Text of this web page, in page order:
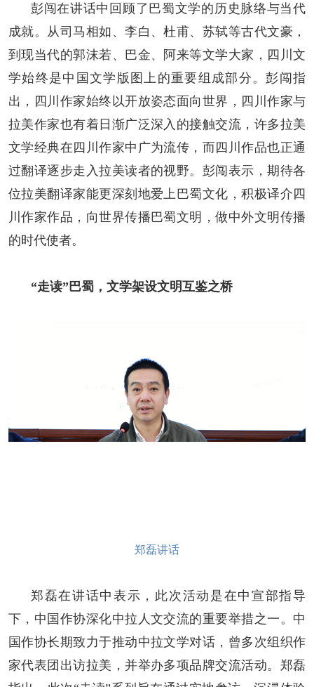
彭闯在讲话中回顾了巴蜀文学的历史脉络与当代
成就。从司马相如、李白、杜甫、苏轼等古代文豪，
到现当代的郭沫若、巴金、阿来等文学大家，四川文
学始终是中国文学版图上的重要组成部分。彭闯指
出，四川作家始终以开放姿态面向世界，四川作家与
拉美作家也有着日渐广泛深入的接触交流，许多拉美
文学经典在四川作家中广为流传，而四川作品也正通
过翻译逐步走入拉美读者的视野。彭闯表示，期待各
位拉美翻译家能更深刻地爱上巴蜀文化，积极译介四
川作家作品，向世界传播巴蜀文明，做中外文明传播
的时代使者。
“走读”巴蜀，文学架设文明互鉴之桥
郑磊讲话
郑磊在讲话中表示，此次活动是在中宣部指导
下，中国作协深化中拉人文交流的重要举措之一。中
国作协长期致力于推动中拉文学对话，曾多次组织作
家代表团出访拉美，并举办多项品牌交流活动。郑磊